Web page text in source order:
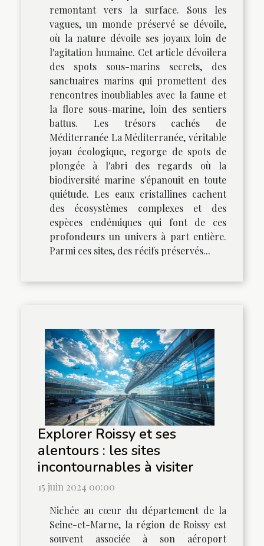
remontant vers la surface. Sous les
vagues, un monde préservé se dévoile,
où la nature dévoile ses joyaux loin de
l'agitation humaine. Cet article dévoilera
des spots sous-marins secrets, des
sanctuaires marins qui promettent des
rencontres inoubliables avec la faune et
la flore sous-marine, loin des sentiers
battus. Les trésors cachés de
Méditerranée La Méditerranée, véritable
joyau écologique, regorge de spots de
plongée à l'abri des regards où la
biodiversité marine s'épanouit en toute
quiétude. Les eaux cristallines cachent
des écosystèmes complexes et des
espèces endémiques qui font de ces
profondeurs un univers à part entière.
Parmi ces sites, des récifs préservés...
Explorer Roissy et ses
alentours : les sites
incontournables à visiter
15 juin 2024 00:00
Nichée au cœur du département de la
Seine-et-Marne, la région de Roissy est
souvent associée à son aéroport